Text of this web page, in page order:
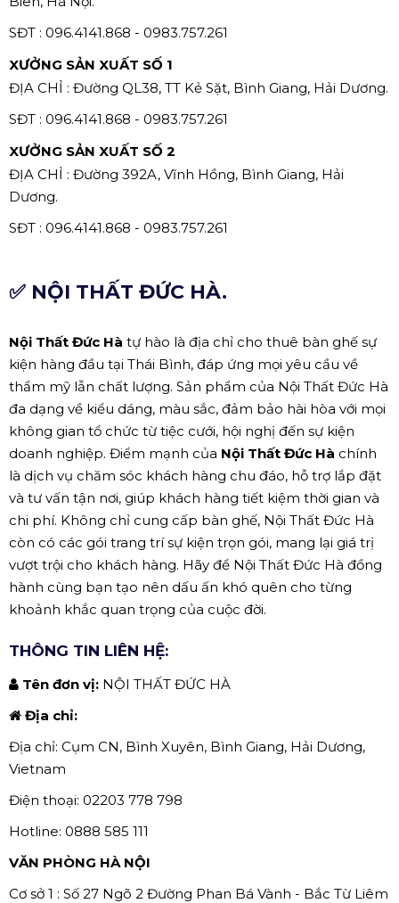
SĐT : 096.4141.868 - 0983.757.261
XƯỞNG SẢN XUẤT SỐ 1
ĐỊA CHỈ : Đường QL38, TT Kẻ Sặt, Bình Giang, Hải Dương.
SĐT : 096.4141.868 - 0983.757.261
XƯỞNG SẢN XUẤT SỐ 2
ĐỊA CHỈ : Đường 392A, Vĩnh Hồng, Bình Giang, Hải
Dương.
SĐT : 096.4141.868 - 0983.757.261
✅ NỘI THẤT ĐỨC HÀ.
Nội Thất Đức Hà tự hào là địa chỉ cho thuê bàn ghế sự
kiện hàng đầu tại Thái Bình, đáp ứng mọi yêu cầu về
thẩm mỹ lẫn chất lượng. Sản phẩm của Nội Thất Đức Hà
đa dạng về kiểu dáng, màu sắc, đảm bảo hài hòa với mọi
không gian tổ chức từ tiệc cưới, hội nghị đến sự kiện
doanh nghiệp. Điểm mạnh của Nội Thất Đức Hà chính
là dịch vụ chăm sóc khách hàng chu đáo, hỗ trợ lắp đặt
và tư vấn tận nơi, giúp khách hàng tiết kiệm thời gian và
chi phí. Không chỉ cung cấp bàn ghế, Nội Thất Đức Hà
còn có các gói trang trí sự kiện trọn gói, mang lại giá trị
vượt trội cho khách hàng. Hãy để Nội Thất Đức Hà đồng
hành cùng bạn tạo nên dấu ấn khó quên cho từng
khoảnh khắc quan trọng của cuộc đời.
THÔNG TIN LIÊN HỆ:
Tên đơn vị: NỘI THẤT ĐỨC HÀ
Địa chỉ:
Địa chỉ: Cụm CN, Bình Xuyên, Bình Giang, Hải Dương,
Vietnam
Điện thoại: 02203 778 798
Hotline: 0888 585 111
VĂN PHÒNG HÀ NỘI
Cơ sở 1 : Số 27 Ngõ 2 Đường Phan Bá Vành - Bắc Từ Liêm